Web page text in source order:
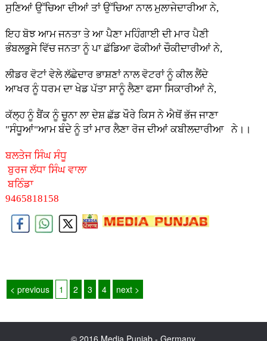
ਸੁਣਿਆਂ ਉੱਚਿਆ ਦੀਆਂ ਤਾਂ ਉੱਚਿਆ ਨਾਲ ਮੁਲਾਜੇਦਾਰੀਆ ਨੇ,
ਇਹ ਬੋਝ ਆਮ ਜਨਤਾ ਤੇ ਆ ਪੈਣਾ ਮਹਿੰਗਾਈ ਦੀ ਮਾਰ ਪੈਣੀ
ਭੰਬਲਭੂਸੇ ਵਿੱਚ ਜਨਤਾ ਨੂੰ ਪਾ ਛੱਡਿਆ ਫੋਕੀਆਂ ਚੌਕੀਦਾਰੀਆਂ ਨੇ,
ਲੀਡਰ ਵੋਟਾਂ ਵੇਲੇ ਲੱਛੇਦਾਰ ਭਾਸ਼ਣਾਂ ਨਾਲ ਵੋਟਰਾਂ ਨੂੰ ਕੀਲ ਲੈਂਦੇ
ਆਖਰ ਨੂੰ ਧਰਮ ਦਾ ਖੇਡ ਪੱਤਾ ਸਾਨੂੰ ਲੈਣਾ ਫਸਾ ਸਿਕਾਰੀਆਂ ਨੇ,
ਕੱਲ੍ਹ ਨੂੰ ਬੈਂਕ ਨੂੰ ਚੂਨਾ ਲਾ ਦੇਸ਼ ਛੱਡ ਖੌਰੇ ਕਿਸ ਨੇ ਐਥੋਂ ਭੱਜ ਜਾਣਾ
"ਸੰਧੂਆਂ"ਆਮ ਬੰਦੇ ਨੂੰ ਤਾਂ ਮਾਰ ਲੈਣਾ ਰੋਜ ਦੀਆਂ ਕਬੀਲਦਾਰੀਆ ਨੇ।।
ਬਲਤੇਜ ਸਿੰਘ ਸੰਧੂ
ਬੁਰਜ ਲੱਧਾ ਸਿੰਘ ਵਾਲਾ
ਬਠਿੰਡਾ
9465818158
< previous 1 2 3 4 next >
© 2016 Media Punjab - Germany